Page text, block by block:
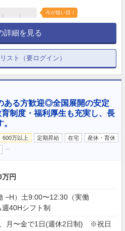
今が狙い目！
詳細を見る
スト（要ログイン）
ある方歓迎◎全国展開の安定
制度・福利厚生も充実し、長
600万以上 定期昇給 在宅
産休・育休
万円
−H）土9:00〜12:30（実働
40Hシフト制
月〜金で1日(週休2日制) ※祝日